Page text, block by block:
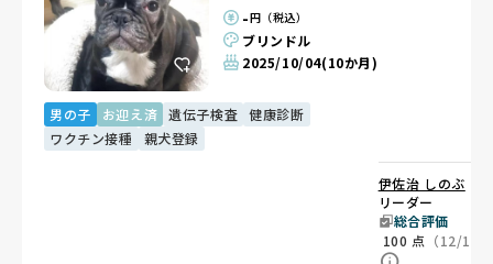
-円（税込）
ブリンドル
2025/10/04(10か月)
男の子 お迎え済 遺伝子検査
健康診断
ワクチン接種
親犬登録
伊佐治 しのぶ
リーダー
総合評価
100 点 （12/12）